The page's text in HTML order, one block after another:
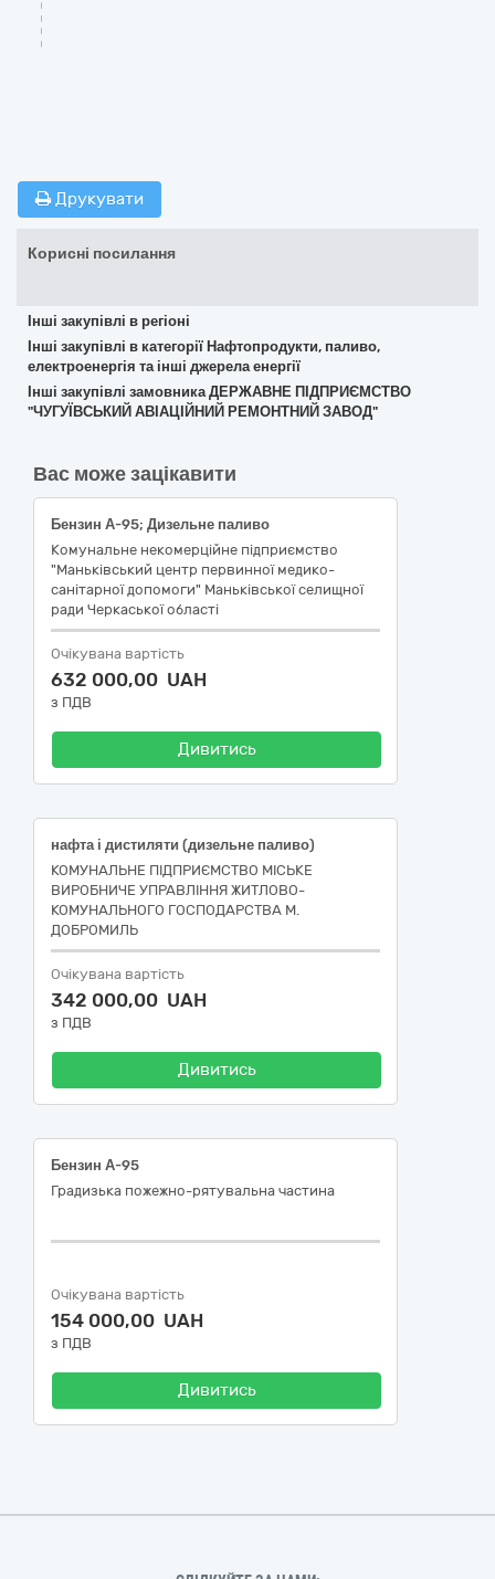
Друкувати
Корисні посилання
Інші закупівлі в регіоні
Інші закупівлі в категорії Нафтопродукти, паливо,
електроенергія та інші джерела енергії
Інші закупівлі замовника ДЕРЖАВНЕ ПІДПРИЄМСТВО
"ЧУГУЇВСЬКИЙ АВІАЦІЙНИЙ РЕМОНТНИЙ ЗАВОД"
Вас може зацікавити
Бензин А-95; Дизельне паливо
Комунальне некомерційне підприємство
"Маньківський центр первинної медико-
санітарної допомоги" Маньківської селищної
ради Черкаської області
Очікувана вартість
632 000,00 UAH
з ПДВ
Дивитись
нафта і дистиляти (дизельне паливо)
КОМУНАЛЬНЕ ПІДПРИЄМСТВО МІСЬКЕ
ВИРОБНИЧЕ УПРАВЛІННЯ ЖИТЛОВО-
КОМУНАЛЬНОГО ГОСПОДАРСТВА М.
ДОБРОМИЛЬ
Очікувана вартість
342 000,00 UAH
з ПДВ
Дивитись
Бензин А-95
Градизька пожежно-рятувальна частина
Очікувана вартість
154 000,00 UAH
з ПДВ
Дивитись